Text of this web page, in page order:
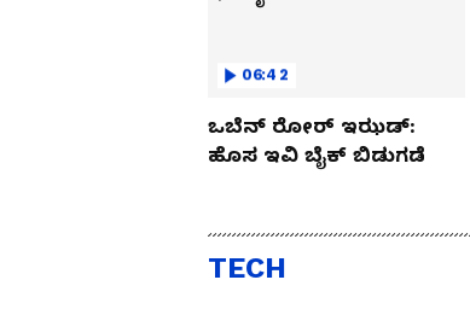
06:42
ಒಬೆನ್ ರೋರ್ ಇಝಡ್:
ಹೊಸ ಇವಿ ಬೈಕ್ ಬಿಡುಗಡೆ
TECH